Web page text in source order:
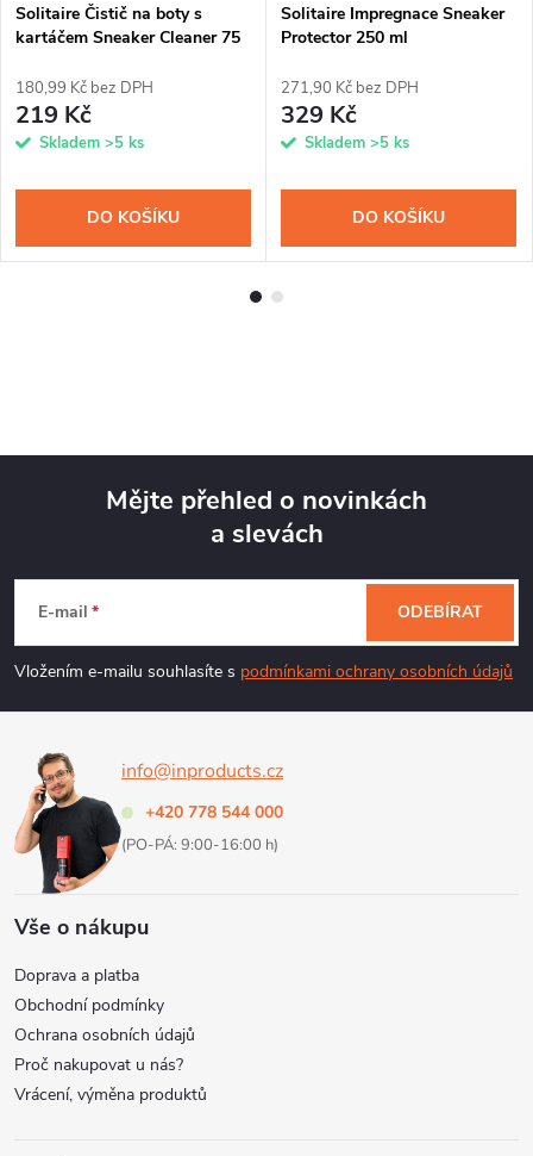
Solitaire Čistič na boty s
kartáčem Sneaker Cleaner 75
180,99 Kč bez DPH
219 Kč
Skladem >5 ks
DO KOŠÍKU
Solitaire Impregnace Sneaker
Protector 250 ml
271,90 Kč bez DPH
329 Kč
Skladem >5 ks
DO KOŠÍKU
p
a
Mějte přehled o novinkách
a slevách
E-mail
Vložením e-mailu souhlasíte s podmínkami ochrany osobních údajů
ODEBÍRAT
info@inproducts.cz
+420 778 544 000
(PO-PÁ: 9:00-16:00 h)
Vše o nákupu
Doprava a platba
Obchodní podmínky
Ochrana osobních údajů
Proč nakupovat u nás?
Vrácení, výměna produktů